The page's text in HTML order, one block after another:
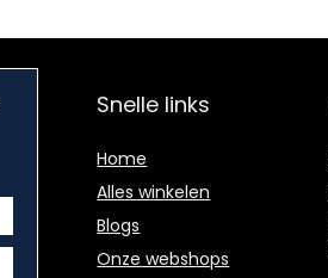
Snelle links
Home
Alles winkelen
Blogs
Onze webshops